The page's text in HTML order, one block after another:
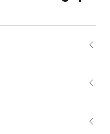
или любой другой
из белого может
потрескаться,
глазу.
применять не